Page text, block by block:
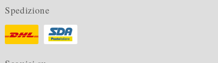
Spedizione